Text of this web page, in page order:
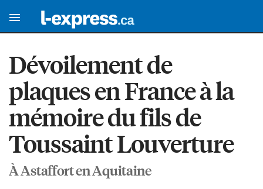
Dévoilement de
plaques en France à la
mémoire du fils de
Toussaint Louverture
À Astaffort en Aquitaine